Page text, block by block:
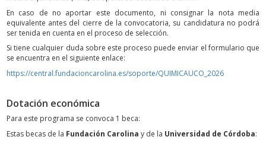
En caso de no aportar este documento, ni consignar la nota media
equivalente antes del cierre de la convocatoria, su candidatura no podrá
ser tenida en cuenta en el proceso de selección.
Si tiene cualquier duda sobre este proceso puede enviar el formulario que
se encuentra en el siguiente enlace:
https://central.fundacioncarolina.es/soporte/QUIMICAUCO_2026
Dotación económica
Para este programa se convoca 1 beca:
Estas becas de la Fundación Carolina y de la Universidad de Córdoba: